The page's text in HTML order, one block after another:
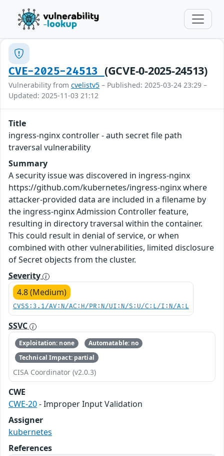
CVE-2025-24513 (GCVE-0-2025-24513)
Vulnerability from cvelistv5 – Published: 2025-03-24 23:29 –
Updated: 2025-11-03 21:12
Title
ingress-nginx controller - auth secret file path
traversal vulnerability
Summary
A security issue was discovered in ingress-nginx
https://github.com/kubernetes/ingress-nginx where
attacker-provided data are included in a filename by
the ingress-nginx Admission Controller feature,
resulting in directory traversal within the container.
This could result in denial of service, or when
combined with other vulnerabilities, limited disclosure
of Secret objects from the cluster.
Severity
4.8 (Medium)
CVSS:3.1/AV:N/AC:H/PR:N/UI:N/S:U/C:L/I:N/A:L
SSVC
Exploitation: none
Automatable: no
Technical Impact: partial
CISA Coordinator (v2.0.3)
CWE
CWE-20- Improper Input Validation
Assigner
kubernetes
References